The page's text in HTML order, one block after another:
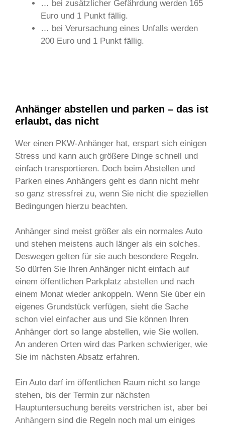
… bei zusätzlicher Gefährdung werden 165
Euro und 1 Punkt fällig.
… bei Verursachung eines Unfalls werden
200 Euro und 1 Punkt fällig.
Anhänger abstellen und parken – das ist
erlaubt, das nicht
Wer einen PKW-Anhänger hat, erspart sich einigen
Stress und kann auch größere Dinge schnell und
einfach transportieren. Doch beim Abstellen und
Parken eines Anhängers geht es dann nicht mehr
so ganz stressfrei zu, wenn Sie nicht die speziellen
Bedingungen hierzu beachten.
Anhänger sind meist größer als ein normales Auto
und stehen meistens auch länger als ein solches.
Deswegen gelten für sie auch besondere Regeln.
So dürfen Sie Ihren Anhänger nicht einfach auf
einem öffentlichen Parkplatz abstellen und nach
einem Monat wieder ankoppeln. Wenn Sie über ein
eigenes Grundstück verfügen, sieht die Sache
schon viel einfacher aus und Sie können Ihren
Anhänger dort so lange abstellen, wie Sie wollen.
An anderen Orten wird das Parken schwieriger, wie
Sie im nächsten Absatz erfahren.
Ein Auto darf im öffentlichen Raum nicht so lange
stehen, bis der Termin zur nächsten
Hauptuntersuchung bereits verstrichen ist, aber bei
Anhängern sind die Regeln noch mal um einiges